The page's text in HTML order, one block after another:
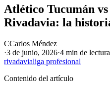
Atlético Tucumán
Rivadavia: la
CCarlos Méndez
·3 de junio, 2026·4 min de lectura
rivadavialiga profesional
Contenido del artículo